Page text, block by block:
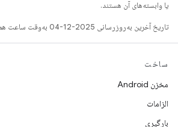
یا وابسته‌های آن هستند.
تاریخ آخرین به‌روزرسانی 2025-12-04 به‌وقت ساعت هماهنگ جهانی.
ساخت
مخزن Android
الزامات
بارگیری